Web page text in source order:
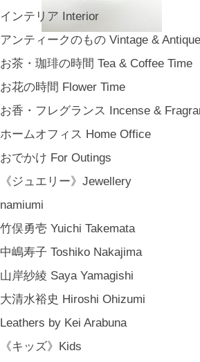
インテリア Interior
アンティークのもの Vintage &
お茶・珈琲の時間 Tea & Coffee Time
お花の時間 Flower Time
お香・フレグランス Incense &
ホームオフィス Home Office
おでかけ For Outings
《ジュエリー》Jewellery
namiumi
竹俣勇壱 Yuichi Takemata
中嶋寿子 Toshiko Nakajima
山岸紗綾 Saya Yamagishi
大清水裕史 Hiroshi Ohizumi
Leathers by Kei Arabuna
《キッズ》Kids